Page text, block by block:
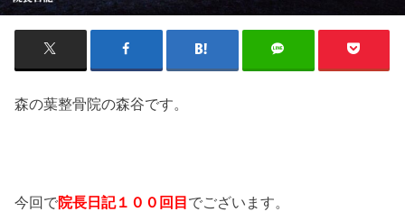
森の葉整骨院の森谷です。
今回で院長日記１００回目でございます。